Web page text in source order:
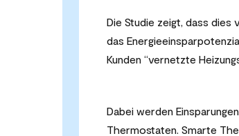
Die Studie zeigt, dass dies
das
Kunden “vernetzte
Dabei werden
Thermostaten. Smarte